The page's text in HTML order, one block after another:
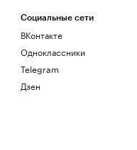
Социальные сети
ВКонтакте
Одноклассники
Telegram
Дзен